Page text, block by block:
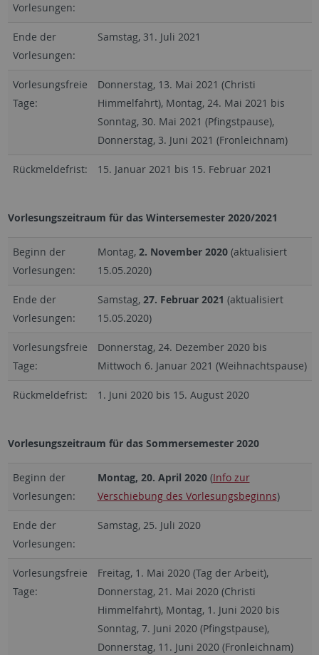
Vorlesungen:
Ende der
Vorlesungen:
Samstag, 31. Juli 2021
Vorlesungsfreie
Tage:
Donnerstag, 13. Mai 2021 (Christi
Himmelfahrt), Montag, 24. Mai 2021 bis
Sonntag, 30. Mai 2021 (Pfingstpause),
Donnerstag, 3. Juni 2021 (Fronleichnam)
Rückmeldefrist: 15. Januar 2021 bis 15. Februar 2021
Vorlesungszeitraum für das Wintersemester 2020/2021
Beginn der
Vorlesungen:
Montag, 2. November 2020(aktualisiert
15.05.2020)
Ende der
Vorlesungen:
Samstag, 27. Februar 2021 (aktualisiert
15.05.2020)
Vorlesungsfreie
Tage:
Donnerstag, 24. Dezember 2020 bis
Mittwoch 6. Januar 2021 (Weihnachtspause)
Rückmeldefrist: 1. Juni 2020 bis 15. August 2020
Vorlesungszeitraum für das Sommersemester 2020
Beginn der
Vorlesungen:
Montag, 20. April 2020(Info zur
Verschiebung des Vorlesungsbeginns)
Ende der
Vorlesungen:
Samstag, 25. Juli 2020
Vorlesungsfreie
Tage:
Freitag, 1. Mai 2020 (Tag der Arbeit),
Donnerstag, 21. Mai 2020 (Christi
Himmelfahrt), Montag, 1. Juni 2020 bis
Sonntag, 7. Juni 2020 (Pfingstpause),
Donnerstag, 11. Juni 2020 (Fronleichnam)